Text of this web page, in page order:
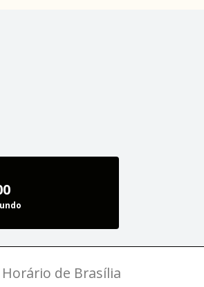
Horário de Brasília